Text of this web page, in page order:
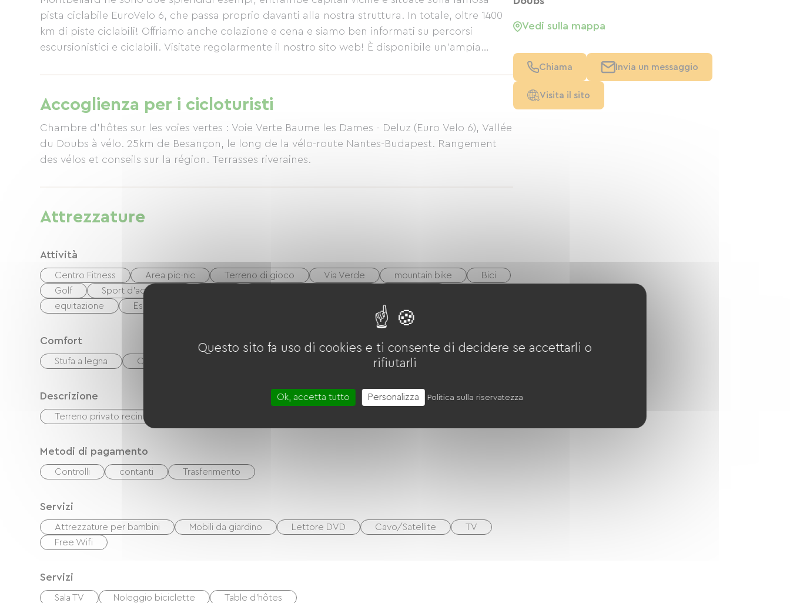
pista ciclabile EuroVelo 6, che passa proprio davanti alla nostra struttura. In totale, oltre 1400
km di piste ciclabili! Offriamo anche colazione e cena e siamo ben informati su percorsi
escursionistici e ciclabili. Visitate regolarmente il nostro sito web! È disponibile un'ampia
Accoglienza per i cicloturisti
Chambre d'hôtes sur les voies vertes : Voie Verte Baume les Dames - Deluz (Euro Velo 6), Vallée
du Doubs à vélo. 25km de Besançon, le long de la vélo-route Nantes-Budapest. Rangement
des vélos et conseils sur la région. Terrasses riveraines.
Attrezzature
Attività
Centro Fitness Area pic-nic Terreno di gioco Via Verde mountain bike
Bici
Golf
Sport d'acqua viva
equitazione
Escursionismo Riviere
Comfort
Stufa a legna Caminetto
Descrizione
Terreno privato recintato
Metodi di pagamento
Controlli contanti Trasferimento
Servizi
Attrezzature per bambini Mobili da giardino Lettore DVD Cavo/Satellite
TV
Free Wifi
Servizi
Sala TV Noleggio biciclette Table d'hôtes
Vedi sulla mappa
Chiama Invia un messaggio
Visita il sito
Questo sito fa uso di cookies e ti consente di decidere se accettarli o
rifiutarli
Ok, accetta tutto Personalizza Politica sulla riservatezza